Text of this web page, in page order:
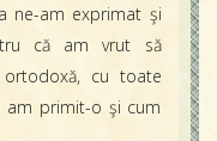
ne-am exprimat şi
că am vrut să
cu toate
am primit-o şi cum